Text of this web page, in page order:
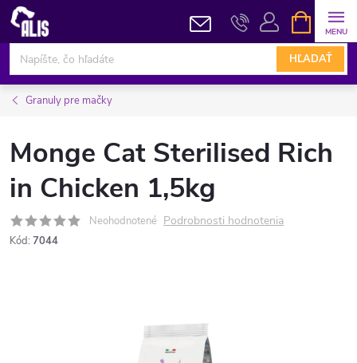
Prejsť
obsah
HĽADAŤ
KOŠÍK
Granuly pre mačky
Monge Cat Sterilised Rich
in Chicken 1,5kg
Neohodnotené Podrobnosti hodnotenia
Kód: 7044